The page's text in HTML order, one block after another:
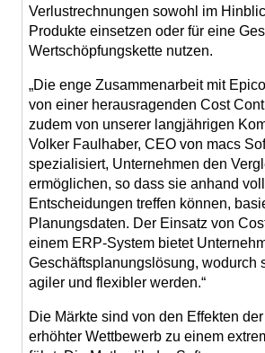
Verlustrechnungen sowohl im
Produkte einsetzen oder für eine
Wertschöpfungskette nutzen.
„Die enge Zusammenarbeit mit
von einer herausragenden Cost
zudem von unserer langjährigen
Volker Faulhaber, CEO von macs
spezialisiert, Unternehmen den
ermöglichen, so dass sie anhand
Entscheidungen treffen können,
Planungsdaten. Der Einsatz von
einem ERP-System bietet
Geschäftsplanungslösung, wodurch
agiler und flexibler werden.“
Die Märkte sind von den Effekten
erhöhter Wettbewerb zu einem